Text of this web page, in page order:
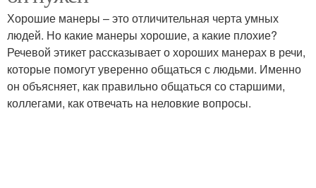
Хорошие манеры – это отличительная черта умных
людей. Но какие манеры хорошие, а какие плохие?
Речевой этикет рассказывает о хороших манерах в речи,
которые помогут уверенно общаться с людьми. Именно
он объясняет, как правильно общаться со старшими,
коллегами, как отвечать на неловкие вопросы.